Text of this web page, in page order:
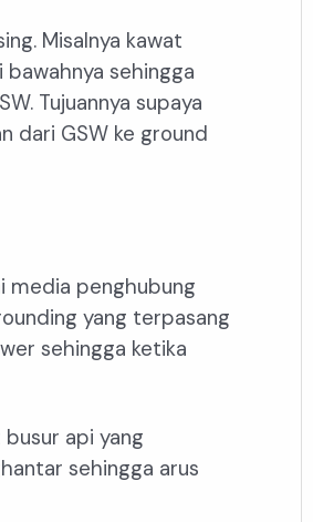
Misalnya kawat
sehingga
Tujuannya supaya
dari GSW ke ground
media penghubung
yang terpasang
sehingga ketika
api yang
sehingga arus